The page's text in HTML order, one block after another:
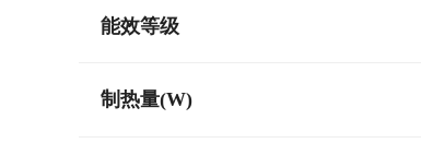
能效等级
制热量(W)